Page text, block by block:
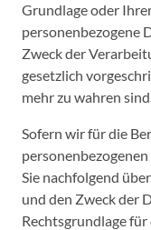
Grundlage oder
personenbezogene
Zweck der
gesetzlich
mehr zu wahren
Sofern wir für die
Sie nachfolgend
und den Zweck der
Rechtsgrundlage